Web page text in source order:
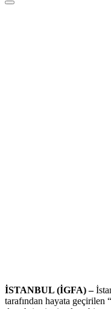
İSTANBUL (İGFA) –
tarafından hayata geçirilen